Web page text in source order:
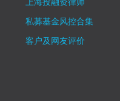
私募基金风控合集
客户及网友评价